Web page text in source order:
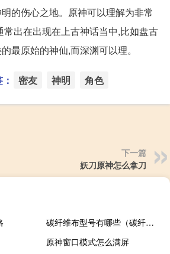
的伤心之地。原神可以理解为非常
出在出现在上古神话当中,比如盘古
最原始的神仙,而深渊可以理。
密友 神明 角色
下一篇
妖刀原神怎么拿刀
碳纤维布型号有哪些（碳纤维布型号）
原神窗口模式怎么满屏